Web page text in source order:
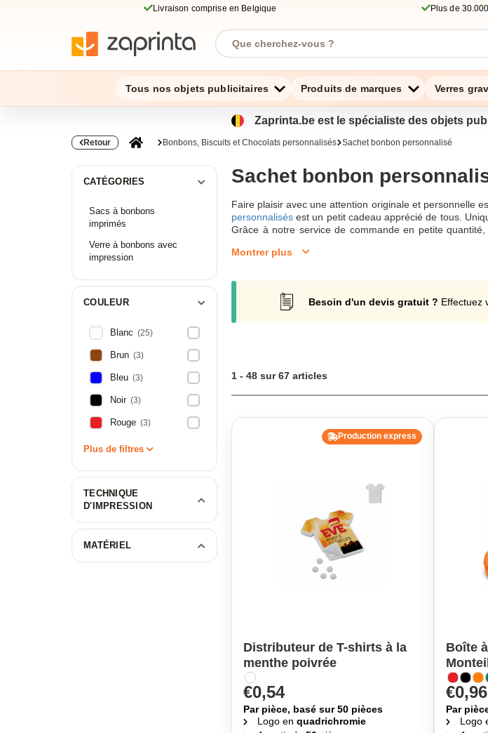
Livraison comprise en Belgique Plus de
Tous nos objets publicitaires Produits de marques Verres
Zaprinta.be est le spécialiste des objets
Retour Bonbons, Biscuits et Chocolats personnalisés Sachet bonbon personnalisé
CATÉGORIES
Sacs à bonbons
imprimés
Verre à bonbons avec
impression
COULEUR
Blanc (25)
Brun (3)
Bleu (3)
Noir (3)
Rouge (3)
Plus de filtres
TECHNIQUE
D'IMPRESSION
MATÉRIEL
Sachet bonbon
Faire plaisir avec une attention originale et personnelle
personnalisés est un petit cadeau apprécié de tous.
Grâce à notre service de commande en petite
bonbons. Pour vos événements privés ou
Sac à bonbon personnalisable
Retrouvez notre gamme de sachets de bonbons
Montrer plus
Besoin d'un devis gratuit ? Effectuez
1 - 48 sur 67 articles
Production express
Distributeur de T-shirts à la
menthe poivrée
€0,54
Par pièce, basé sur 50 pièces
Logo en quadrichromie
Boîte
€0,96
Par
Logo